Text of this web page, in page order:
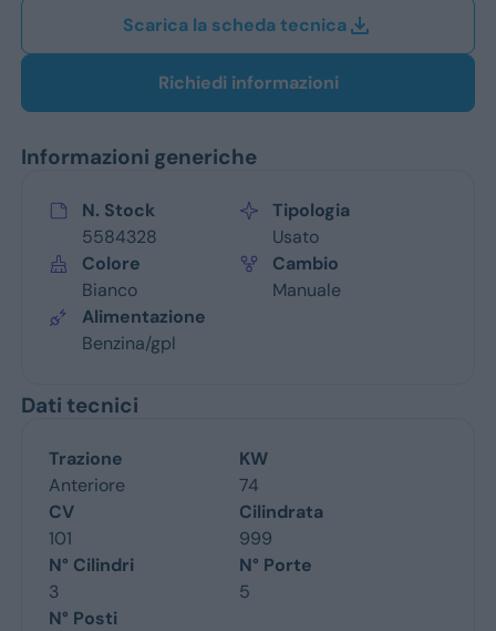
Scarica la scheda tecnica
Richiedi informazioni
Informazioni generiche
N. Stock
5584328
Tipologia
Usato
Colore
Bianco
Cambio
Manuale
Alimentazione
Benzina/gpl
Dati tecnici
Trazione
Anteriore
KW
74
CV
101
Cilindrata
999
N° Cilindri
3
N° Porte
5
N° Posti